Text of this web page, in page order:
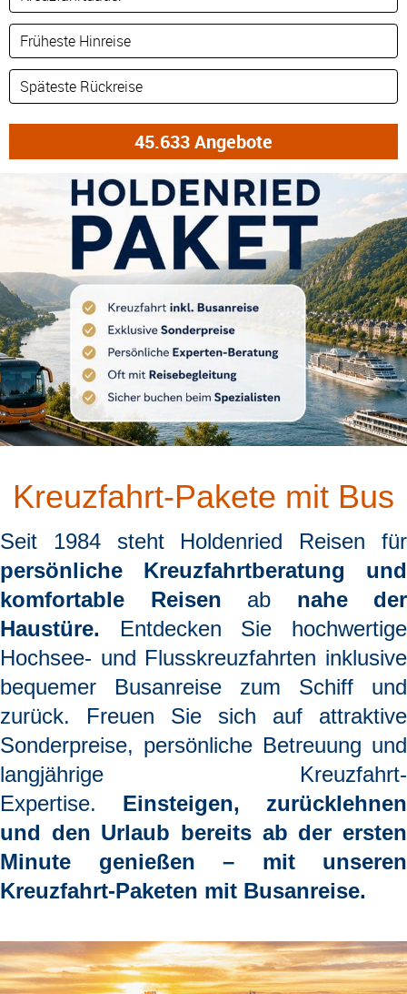
Kreuzfahrt-Pakete mit Bus
Seit 1984 steht Holdenried Reisen für
persönliche Kreuzfahrtberatung und
komfortable Reisen ab nahe der
Haustüre. Entdecken Sie hochwertige
Hochsee- und Flusskreuzfahrten inklusive
bequemer Busanreise zum Schiff und
zurück. Freuen Sie sich auf attraktive
Sonderpreise, persönliche Betreuung und
langjährige Kreuzfahrt-
Expertise. Einsteigen, zurücklehnen
und den Urlaub bereits ab der ersten
Minute genießen
– mit unseren
Kreuzfahrt-Paketen mit Busanreise.